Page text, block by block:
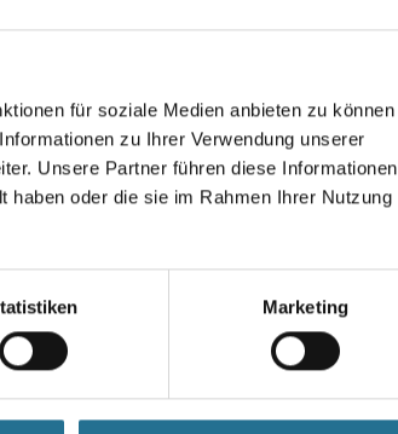
für soziale Medien anbieten zu können
zu Ihrer Verwendung unserer
Unsere Partner führen diese Informationen
haben oder die sie im Rahmen Ihrer Nutzung
Marketing